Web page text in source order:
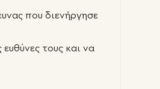
που διενήργησε
τους και να